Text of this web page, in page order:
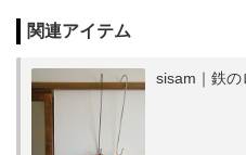
関連アイテム
sisam｜鉄の